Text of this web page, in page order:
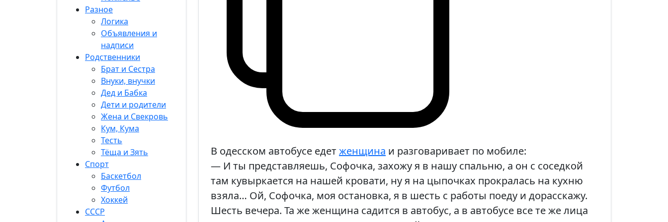
Разное
Логика
Объявления и
надписи
Родственники
Брат и Сестра
Внуки, внучки
Дед и Бабка
Дети и родители
Жена и Свекровь
Кум, Кума
Тесть
Тёща и Зять
Спорт
Баскетбол
Футбол
Хоккей
СССР
В одесском автобусе едет женщина и разговаривает по мобиле:
— И ты представляешь, Софочка, захожу я в нашу спальню, а он с соседкой
там кувыркается на нашей кровати, ну я на цыпочках прокралась на кухню
взяла… Ой, Софочка, моя остановка, я в шесть с работы поеду и дорасскажу.
Шесть вечера. Та же женщина садится в автобус, а в автобусе все те же лица